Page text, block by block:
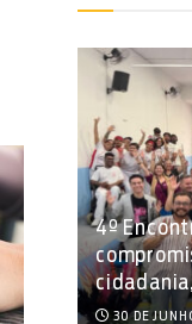
4º
30 DE